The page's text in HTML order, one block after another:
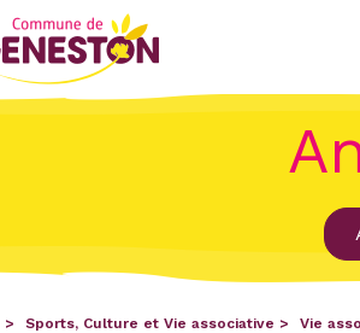
Sports, Culture et Vie associative Vie